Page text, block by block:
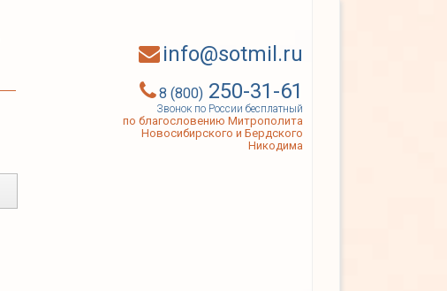
info@sotmil.ru
8 (800) 250-31-61
Звонок по России бесплатный
по благословению Митрополита
Новосибирского и Бердского
Никодима